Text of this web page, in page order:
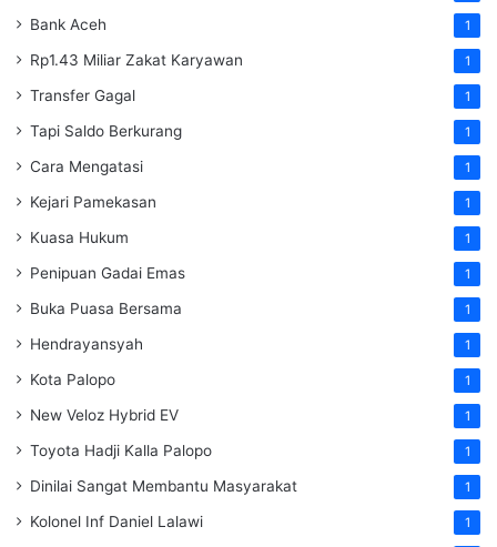
Bank Aceh 1
Rp1.43 Miliar Zakat Karyawan 1
Transfer Gagal 1
Tapi Saldo Berkurang 1
Cara Mengatasi 1
Kejari Pamekasan 1
Kuasa Hukum 1
Penipuan Gadai Emas 1
Buka Puasa Bersama 1
Hendrayansyah 1
Kota Palopo 1
New Veloz Hybrid EV 1
Toyota Hadji Kalla Palopo 1
Dinilai Sangat Membantu Masyarakat 1
Kolonel Inf Daniel Lalawi 1